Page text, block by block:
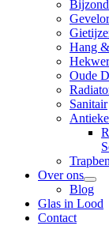
Hang
Oude
Sanitair
Over ons
Blog
Glas in Lood
Contact